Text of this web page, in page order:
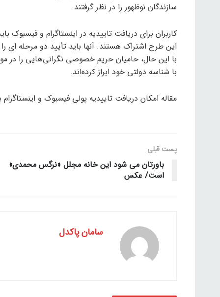
سازندگان نوظهور را در نظر گرفتند.
این طرح اشتراک هستند. آنها باید تأیید دو مرحله ای
با این حال، حامیان حریم خصوصی نگرانی‌هایی را در
با شناسه دولتی خود ابراز کرده‌اند.
مقاله امکان دریافت تاییدیه پولی فیسبوک و
پست قبلی
باورتان می شود این خانه مجلل «نرگس محمدی»
است/ عکس
سامان پاکدل